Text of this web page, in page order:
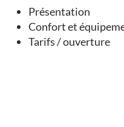
Présentation
Confort et
Tarifs / ouverture
Vous